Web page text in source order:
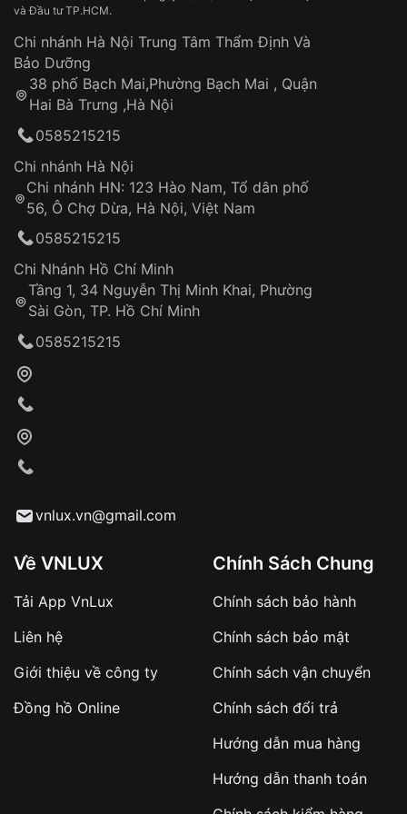
làm việc
Áp dụng cho tất cả tỉnh thành trên toàn quốc
Thời gian tính từ khi xác nhận đơn hàng thành
công
Hotline: 0585 215 215
Từ khóa SEO:
Khách hàng kiểm tra và thanh toán trực tiếp
Từ khóa SEO:
sản phẩm đặc biệt
Khách hàng cần
đặt cọc trước 10% giá trị đơn
hàng
Số tiền còn lại thanh toán khi nhận hàng hoặc
Hao mòn tự nhiên theo thời gian:
Dây đeo
Sản phẩm đã bị:
Tự ý sửa chữa
thống VNLUX
Đảm bảo quyền lợi khách hàng
Đồng hành cùng khách hàng trong suốt quá
trình sử dụng
và Đầu tư TP.HCM.
Chi nhánh Hà Nội Trung Tâm Thẩm Định Và
Bảo Dưỡng
38 phố Bạch Mai,Phường Bạch Mai , Quận
Hai Bà Trưng ,Hà Nội
0585215215
Chi nhánh Hà Nội
Chi nhánh HN: 123 Hào Nam, Tổ dân phố
56, Ô Chợ Dừa, Hà Nội, Việt Nam
0585215215
Chi Nhánh Hồ Chí Minh
Tầng 1, 34 Nguyễn Thị Minh Khai, Phường
Sài Gòn, TP. Hồ Chí Minh
0585215215
vnlux.vn@gmail.com
Về VNLUX
Tải App VnLux
Liên hệ
Giới thiệu về công ty
Đồng hồ Online
Chính Sách Chung
Chính sách bảo hành
Chính sách bảo mật
Chính sách vận chuyển
Chính sách đổi trả
Hướng dẫn mua hàng
Hướng dẫn thanh toán